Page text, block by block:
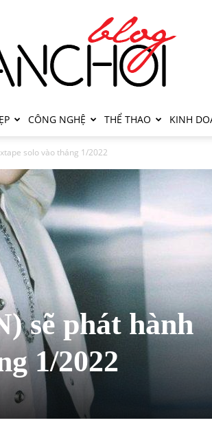
CÔNG NGHỆ THỂ THAO KINH
solo vào tháng 1/2022
sẽ phát hành
1/2022